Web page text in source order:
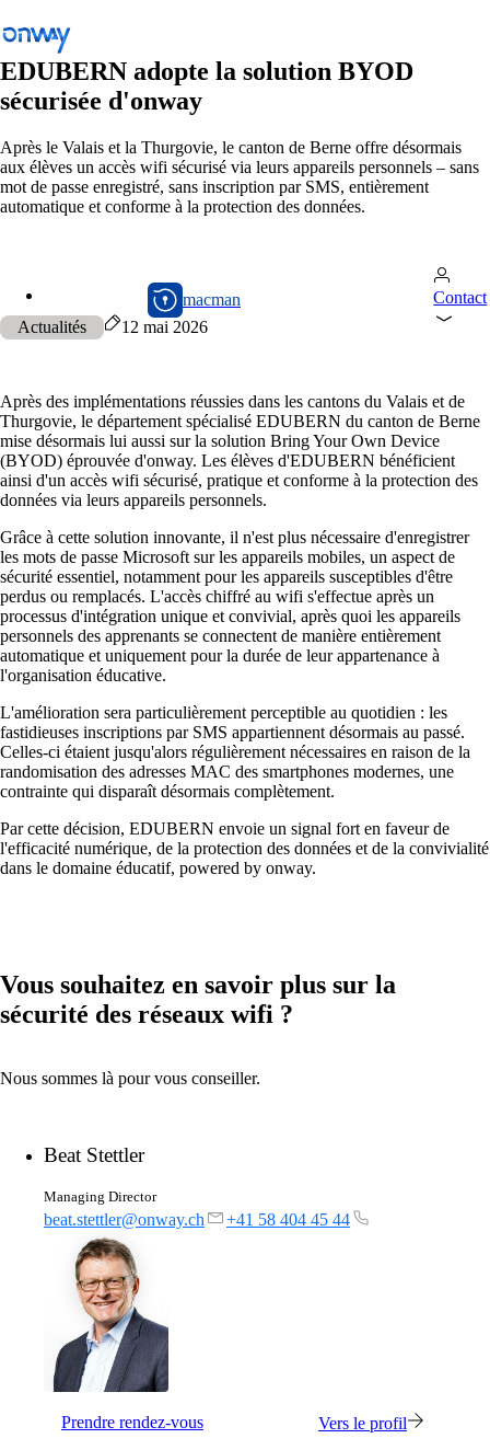
Retour
Connecter les sites et les équipements
Contrôler l’accès au réseau
Transports publics
Wi-Fi
Sécurité
Connecter les sites et les équipements
Solutions/Connecter les sites et les équipements
Mettre en réseau les sites avec SD-WAN
Interaction efficace des sites grâce à des
connexions sûres et stables - pour une qualité
maximale.
Périphériques sur le réseau
Accès au réseau personnalisé et sécurisé selon
vos besoins.
Solutions
Réseau
Sécurité
Wi-Fi
EDUBERN adopte la solution BYOD
sécurisée d'onway
Après le Valais et la Thurgovie, le canton de Berne offre désormais
aux élèves un accès wifi sécurisé via leurs appareils personnels – sans
mot de passe enregistré, sans inscription par SMS, entièrement
automatique et conforme à la protection des données.
macman
Contact
Actualités
12 mai 2026
Après des implémentations réussies dans les cantons du Valais et de
Thurgovie, le département spécialisé EDUBERN du canton de Berne
mise désormais lui aussi sur la solution Bring Your Own Device
(BYOD) éprouvée d'onway. Les élèves d'EDUBERN bénéficient
ainsi d'un accès wifi sécurisé, pratique et conforme à la protection des
données via leurs appareils personnels.
Grâce à cette solution innovante, il n'est plus nécessaire d'enregistrer
les mots de passe Microsoft sur les appareils mobiles, un aspect de
sécurité essentiel, notamment pour les appareils susceptibles d'être
perdus ou remplacés. L'accès chiffré au wifi s'effectue après un
processus d'intégration unique et convivial, après quoi les appareils
personnels des apprenants se connectent de manière entièrement
automatique et uniquement pour la durée de leur appartenance à
l'organisation éducative.
L'amélioration sera particulièrement perceptible au quotidien : les
fastidieuses inscriptions par SMS appartiennent désormais au passé.
Celles-ci étaient jusqu'alors régulièrement nécessaires en raison de la
randomisation des adresses MAC des smartphones modernes, une
contrainte qui disparaît désormais complètement.
Par cette décision, EDUBERN envoie un signal fort en faveur de
l'efficacité numérique, de la protection des données et de la convivialité
dans le domaine éducatif, powered by onway.
Vous souhaitez en savoir plus sur la
sécurité des réseaux wifi ?
Nous sommes là pour vous conseiller.
Beat Stettler
Managing Director
beat.stettler@onway.ch +41 58 404 45 44
Prendre rendez-vous Vers le profil